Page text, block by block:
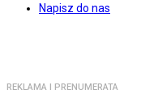
Napisz do nas
REKLAMA I PRENUMERATA